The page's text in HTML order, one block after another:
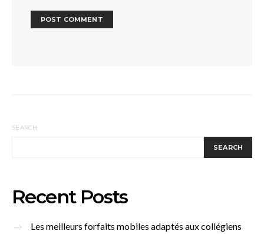
SEARCH
SEARCH
Recent Posts
Les meilleurs forfaits mobiles adaptés aux collégiens